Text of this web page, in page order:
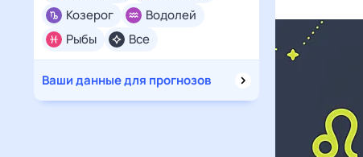
Все
Козерог
Водолей
Рыбы
Ваши данные для прогнозов